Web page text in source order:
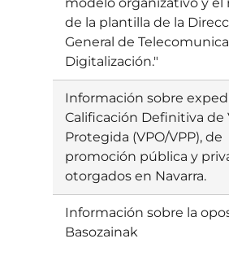
de la plantilla de la
General de
Digitalización."
Información sobre
Calificación Definitiva de
Protegida (VPO/VPP), de
promoción pública y
otorgados en Navarra.
Información sobre la
Basozainak